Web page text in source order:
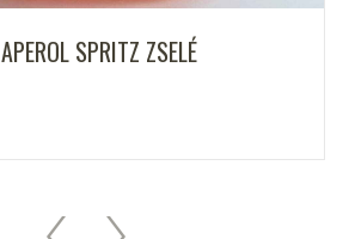
SPRITZ ZSELÉ